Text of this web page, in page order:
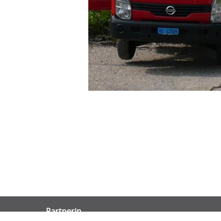
Partnerin